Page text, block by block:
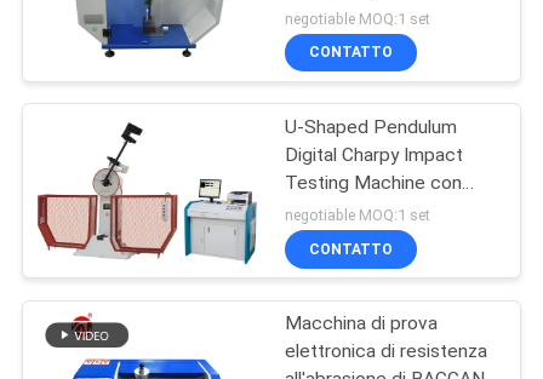
macchina del metal
detector
Camera Test
ambientali
plastica conforme alla
norma ISO 180
negotiable MOQ:1 set
CONTATTO
U-Shaped Pendulum
Digital Charpy Impact
Testing Machine con
energia di impatto di
300J e controllo touch
screen
negotiable MOQ:1 set
CONTATTO
Macchina di prova
elettronica di resistenza